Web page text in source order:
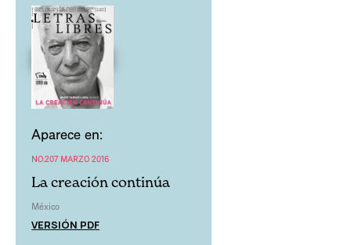
Aparece en:
NO.207 MARZO 2016
La creación continúa
México
VERSIÓN PDF